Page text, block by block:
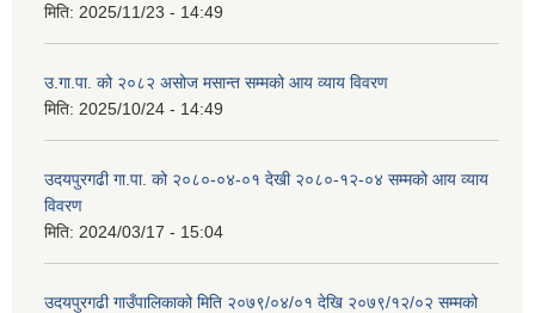
मिति: 2025/11/23 - 14:49
उ.गा.पा. को २०८२ असोज मसान्त सम्मको आय व्याय विवरण
मिति: 2025/10/24 - 14:49
उदयपुरगढी गा.पा. को २०८०-०४-०१ देखी २०८०-१२-०४ सम्मको आय व्याय
विवरण
मिति: 2024/03/17 - 15:04
उदयपुरगढी गाउँपालिकाको मिति २०७९/०४/०१ देखि २०७९/१२/०२ सम्मको